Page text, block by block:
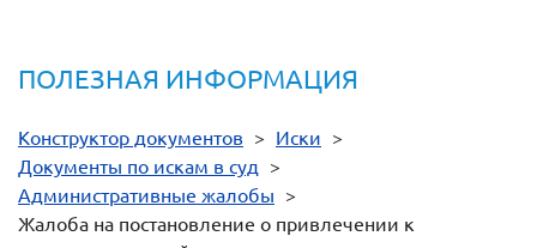
ПОЛЕЗНАЯ ИНФОРМАЦИЯ
Конструктор документов > Иски >
Документы по искам в суд >
Административные жалобы >
Жалоба на постановление о привлечении к